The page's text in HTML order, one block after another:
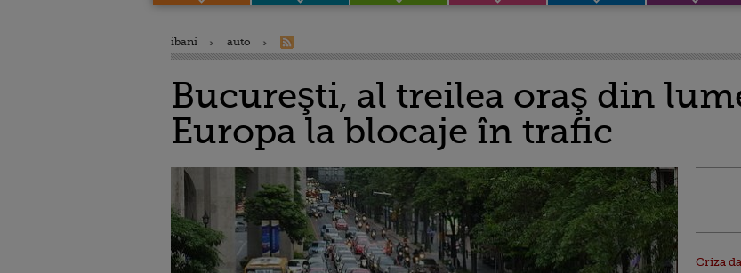
ibani auto
Bucureşti, al treilea oraş din
Europa la blocaje în trafic
Criza